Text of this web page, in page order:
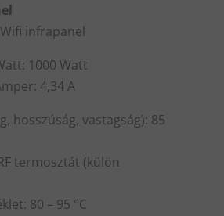
infrapanel
1000 Watt
4,34 A
hosszúság, vastagság): 85
termosztát (külön
80 – 95 °C